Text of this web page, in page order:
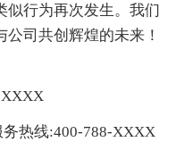
似行为再次发生。我们
司共创辉煌的未来！
热线:400-788-XXXX